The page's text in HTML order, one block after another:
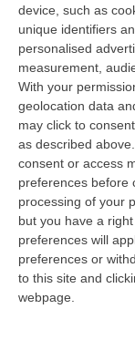
device, such as
unique identifiers
personalised
measurement,
With your
geolocation data
may click to
as described
consent or access
preferences before
processing of your
but you have a
preferences will
preferences or
to this site and
webpage.
Clicca e segui
ROMAIl
quanto si è
all’apertura
appello di